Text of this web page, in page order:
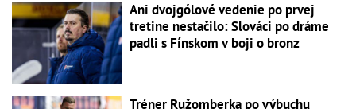
Ani dvojgólové vedenie po prvej
tretine nestačilo: Slováci po dráme
padli s Fínskom v boji o bronz
Tréner Ružomberka po výbuchu